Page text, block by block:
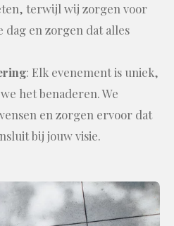
terwijl wij zorgen voor
dag en zorgen dat alles
: Elk evenement is uniek,
het benaderen. We
en zorgen ervoor dat
bij jouw visie.